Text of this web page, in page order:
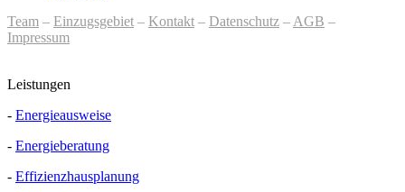
Team – Einzugsgebiet – Kontakt – Datenschutz – AGB –
Impressum
Leistungen
- Energieausweise
- Energieberatung
- Effizienzhausplanung